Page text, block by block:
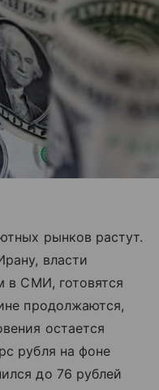
рынков растут.
власти
в СМИ, готовятся
продолжаются,
остается
рубля на фоне
до 76 рублей